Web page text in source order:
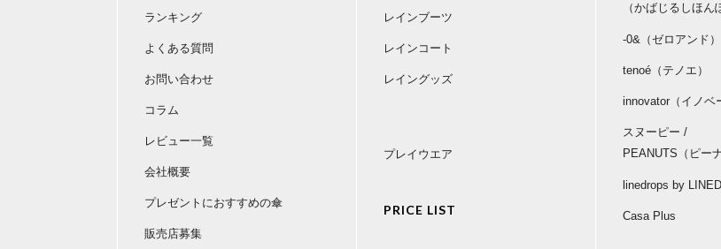
ランキング
よくある質問
お問い合わせ
コラム
レビュー一覧
会社概要
プレゼントにおすすめの傘
販売店募集
レインブーツ
レインコート
レイングッズ
プレイウエア
PRICE LIST
（かばじるしほん
-0&（ゼロアンド）
tenoé（テノエ）
innovator（イノベ
スヌーピー /
PEANUTS（ピー
linedrops by
Casa Plus